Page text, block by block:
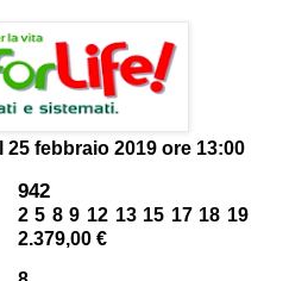
25 febbraio 2019 ore 13:00
942
2 5 8 9 12 13 15 17 18 19
2.379,00 €